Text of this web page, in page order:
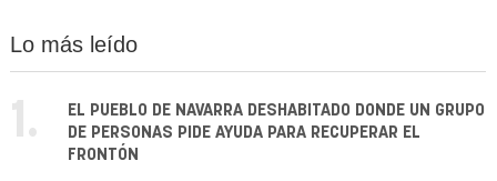
Lo más leído
1.
EL PUEBLO DE NAVARRA DESHABITADO DONDE UN GRUPO
DE PERSONAS PIDE AYUDA PARA RECUPERAR EL
FRONTÓN